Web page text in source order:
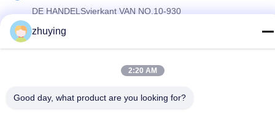
DE HANDELSvierkant VAN NO.10-930
DISTRICTSchangzhou STAD JIANGSU
Privacybeleid |Sitemap
Copyright © 2017-2026 Changzhou jisi cold chain technology
zhuying
2:20 AM
Good day, what product are you looking for?